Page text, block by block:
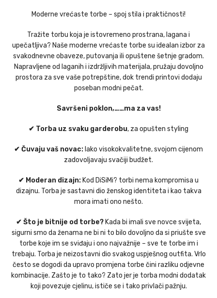
Moderne vrećaste torbe – spoj stila i praktičnosti!
Tražite torbu koja je istovremeno prostrana, lagana i
upečatljiva? Naše moderne vrećaste torbe su idealan izbor za
svakodnevne obaveze, putovanja ili opuštene šetnje gradom.
Napravljene od laganih i izdržljivih materijala, pružaju dovoljno
prostora za sve vaše potrepštine, dok trendi printovi dodaju
poseban modni pečat.
Savršeni poklon,……ma za vas!
✔ Torba uz svaku garderobu, za opušten styling
✔ Čuvaju vaš novac: Iako visokokvalitetne, svojom cijenom
zadovoljavaju svačiji budžet.
✔ Moderan dizajn: Kod DiSiMi? torbi nema kompromisa u
dizajnu. Torba je sastavni dio ženskog identiteta i kao takva
mora imati ono nešto.
✔ Što je bitnije od torbe? Kada bi imali sve novce svijeta,
sigurni smo da ženama ne bi ni to bilo dovoljno da si priušte sve
torbe koje im se sviđaju i ono najvažnije – sve te torbe im i
trebaju. Torba je neizostavni dio svakog uspješnog outfita. Vrlo
često se dogodi da upravo promjena torbe čini razliku odjevne
kombinacije. Zašto je to tako? Zato jer je torba modni dodatak
koji povezuje cjelinu, ističe se i tako privlači pažnju.